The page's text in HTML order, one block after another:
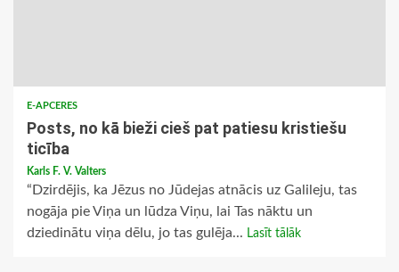
E-APCERES
Posts, no kā bieži cieš pat patiesu kristiešu
ticība
Karls F. V. Valters
“Dzirdējis, ka Jēzus no Jūdejas atnācis uz Galileju, tas
nogāja pie Viņa un lūdza Viņu, lai Tas nāktu un
dziedinātu viņa dēlu, jo tas gulēja... Lasīt tālāk